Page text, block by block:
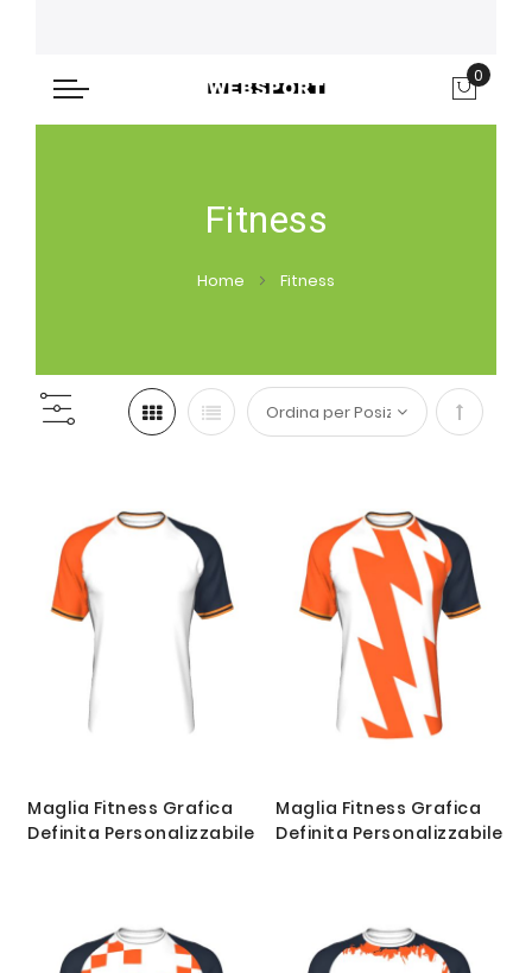
0
Fitness
Home Fitness
Imposta
direzione
Maglia Fitness Grafica
Definita Personalizzabile
Maglia Fitness Grafica
Definita Personalizzabile